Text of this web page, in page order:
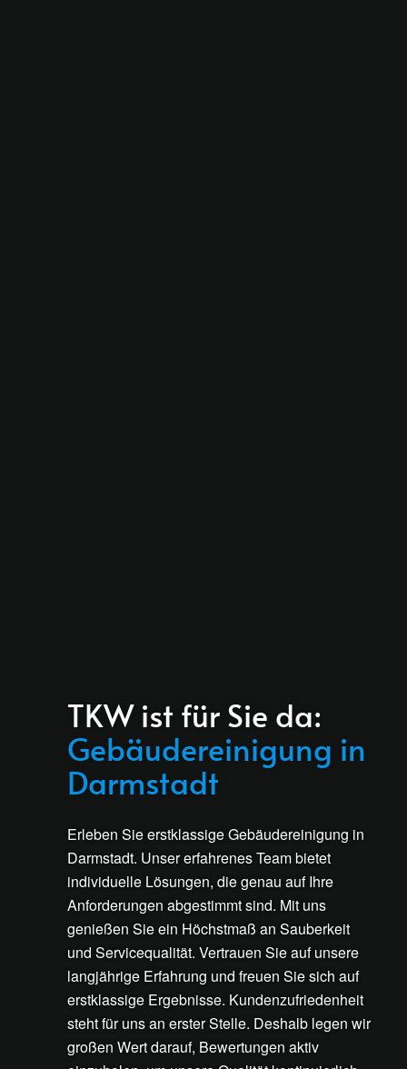
TKW ist für Sie da:
Gebäudereinigung in
Darmstadt
Erleben Sie erstklassige Gebäudereinigung in
Darmstadt. Unser erfahrenes Team bietet
individuelle Lösungen, die genau auf Ihre
Anforderungen abgestimmt sind. Mit uns
genießen Sie ein Höchstmaß an Sauberkeit
und Servicequalität. Vertrauen Sie auf unsere
langjährige Erfahrung und freuen Sie sich auf
erstklassige Ergebnisse. Kundenzufriedenheit
steht für uns an erster Stelle. Deshalb legen wir
großen Wert darauf, Bewertungen aktiv